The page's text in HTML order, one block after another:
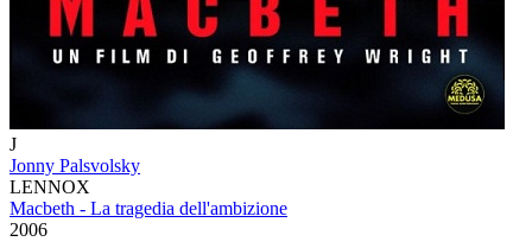
J
Jonny Palsvolsky
LENNOX
Macbeth - La tragedia dell'ambizione
2006